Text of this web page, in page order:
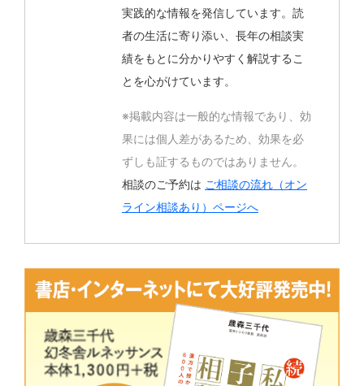
実践的な情報を発信しています。読
者の生活に寄り添い、長年の相談実
績をもとに分かりやすく解説するこ
とを心がけています。
※掲載内容は一般的な情報であり、効
果には個人差があるため、効果を必
ずしも証するものではありません。
相談のご予約は ご相談の流れ（オン
ライン相談あり）ページへ